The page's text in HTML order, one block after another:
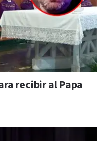
recibir al Papa